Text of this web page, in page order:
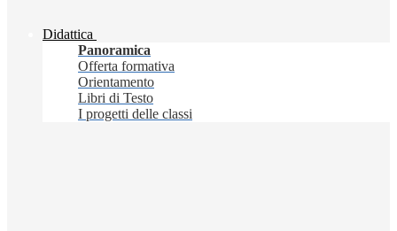
Didattica
Panoramica
Offerta formativa
Orientamento
Libri di Testo
I progetti delle classi